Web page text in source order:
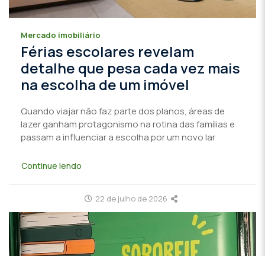
Mercado imobiliário
Férias escolares revelam
detalhe que pesa cada vez mais
na escolha de um imóvel
Quando viajar não faz parte dos planos, áreas de
lazer ganham protagonismo na rotina das famílias e
passam a influenciar a escolha por um novo lar
Continue lendo
22 de julho de 2026